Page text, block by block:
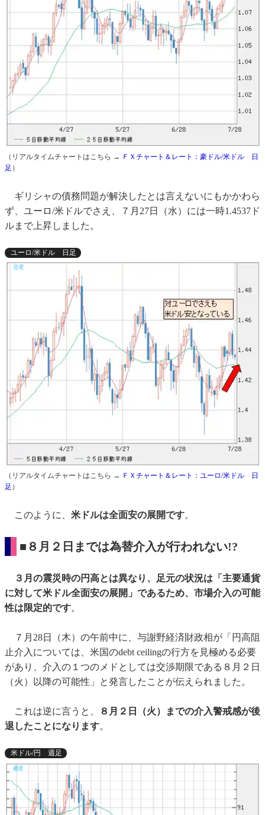
（リアルタイムチャートはこちら → ＦＸチャート＆レート：豪ドル/米ドル 日
足 ）
ギリシャの債務問題が解決したとは言えないにもかかわら
ず、ユーロ/米ドルでさえ、７月27日（水）には一時1.4537ド
ルまで上昇しました。
ユーロ/米ドル 日足
（リアルタイムチャートはこちら → ＦＸチャート＆レート：ユーロ/米ドル 日
足 ）
このように、 米ドルは全面安の展開です。
■８月２日までは為替介入が行われない!?
３月の震災時の円高とは異なり、足元の状況は「主要通貨
に対して米ドル全面安の展開」であるため、市場介入の可能
性は限定的です。
７月28日（木）の午前中に、与謝野経済財政相が「円高阻
止介入については、米国のdebt ceilingの行方を見極める必要
があり、介入の１つのメドとしては交渉期限である８月２日
（火）以降の可能性」と発言したことが伝えられました。
これは逆に言うと、
８月２日（火）までの介入警戒感が後
退したことになります。
米ドル/円 週足